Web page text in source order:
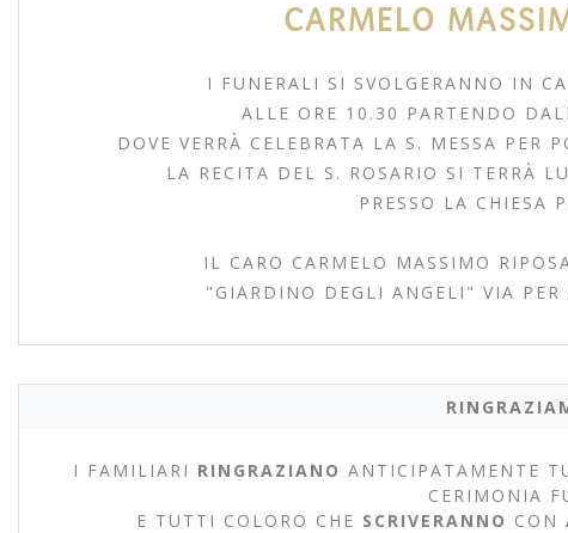
CARMELO
I FUNERALI SI SVOLGERANNO IN
ALLE ORE 10.30 PARTENDO
DOVE VERRÀ CELEBRATA LA S. MESSA PER
LA RECITA DEL S. ROSARIO SI TERRÀ
PRESSO LA CHIESA
IL CARO CARMELO MASSIMO
"GIARDINO DEGLI ANGELI" VIA
I FAMILIARI RINGRAZIANO ANTICIPATAMENTE
CERIMONIA
E TUTTI COLORO CHE SCRIVERANNO CON